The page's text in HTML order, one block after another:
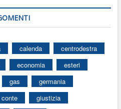
calenda
centrodestra
economia
esteri
gas
germania
giustizia